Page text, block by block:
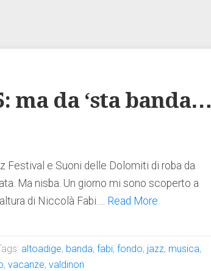
ma da ‘sta banda…
Festival e Suoni delle Dolomiti di roba da
Ma nisba. Un giorno mi sono scoperto a
di Niccolà Fabi…. Read More
altoadige, banda,fabi,fondo, jazz, musica,
,vacanze,valdinon